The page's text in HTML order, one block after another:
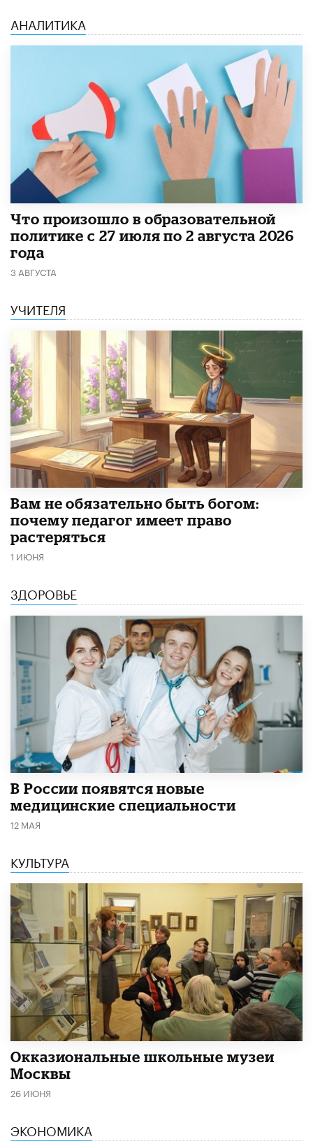
АНАЛИТИКА
​Что произошло в образовательной
политике с 27 июля по 2 августа 2026
года
3 АВГУСТА
УЧИТЕЛЯ
​Вам не обязательно быть богом:
почему педагог имеет право
растеряться
1 ИЮНЯ
ЗДОРОВЬЕ
В России появятся новые
медицинские специальности
12 МАЯ
КУЛЬТУРА
​Окказиональные школьные музеи
Москвы
26 ИЮНЯ
ЭКОНОМИКА